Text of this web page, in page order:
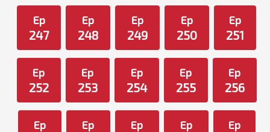
Ep
247
Ep
248
Ep
249
Ep
250
Ep
251
Ep
252
Ep
253
Ep
254
Ep
255
Ep
256
Ep Ep Ep Ep Ep